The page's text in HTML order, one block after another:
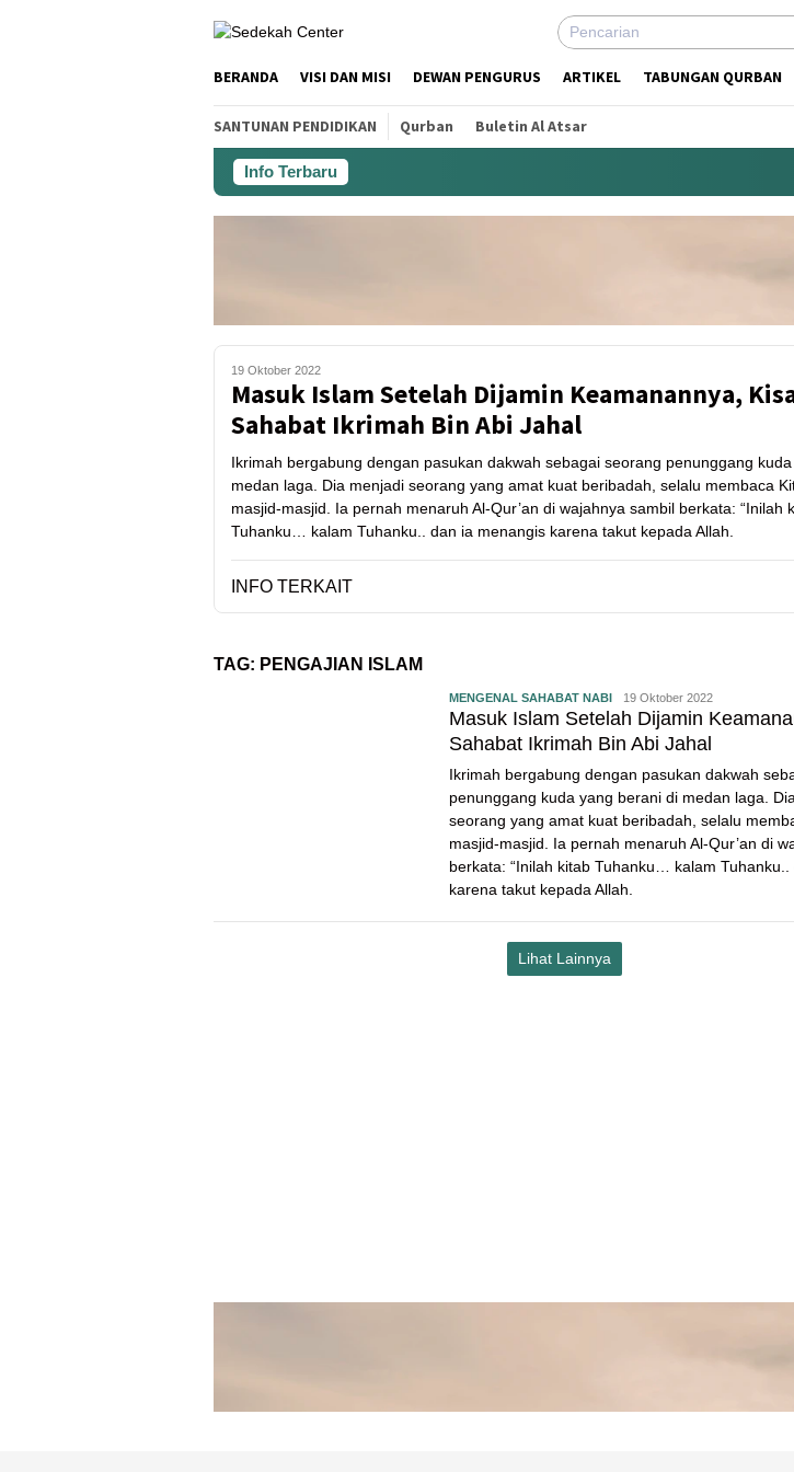
BERANDA VISI DAN MISI DEWAN PENGURUS ARTIKEL TABUNGAN QURBAN
SANTUNAN PENDIDIKAN Qurban Buletin Al Atsar
Info Terbaru
19 Oktober 2022
Masuk Islam Setelah Dijamin Keamanannya,
Sahabat Ikrimah Bin Abi Jahal
Ikrimah bergabung dengan pasukan dakwah sebagai seorang penunggang
medan laga. Dia menjadi seorang yang amat kuat beribadah, selalu membaca
masjid-masjid. Ia pernah menaruh Al-Qur’an di wajahnya sambil berkata: “Inilah
Tuhanku… kalam Tuhanku.. dan ia menangis karena takut kepada Allah.
INFO TERKAIT
TAG: PENGAJIAN ISLAM
MENGENAL SAHABAT NABI 19 Oktober 2022
Masuk Islam Setelah Dijamin
Sahabat Ikrimah Bin Abi Jahal
Ikrimah bergabung dengan pasukan dakwah
penunggang kuda yang berani di medan laga.
seorang yang amat kuat beribadah, selalu
masjid-masjid. Ia pernah menaruh Al-Qur’an di
berkata: “Inilah kitab Tuhanku… kalam
karena takut kepada Allah.
Lihat Lainnya